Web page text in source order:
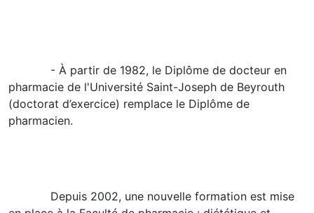
- À partir de 1982, le Diplôme de docteur en
pharmacie de l'Université Saint-Joseph de Beyrouth
(doctorat d’exercice) remplace le Diplôme de
pharmacien.
Depuis 2002, une nouvelle formation est mise